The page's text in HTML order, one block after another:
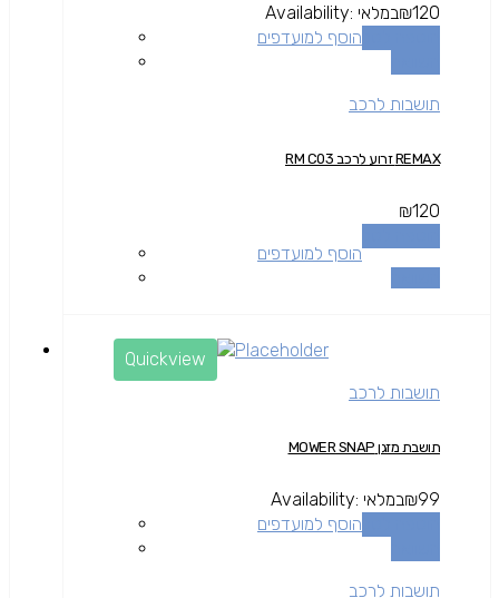
₪120
Availability: במלאי
הוסף למועדפים
תושבות לרכב
REMAX זרוע לרכב RM C03
₪120
הוסף למועדפים
Quickview
תושבות לרכב
תושבת מזגן MOWER SNAP
₪99
Availability: במלאי
הוסף למועדפים
תושבות לרכב